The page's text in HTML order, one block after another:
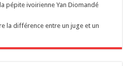
pépite ivoirienne Yan Diomandé
la différence entre un juge et un